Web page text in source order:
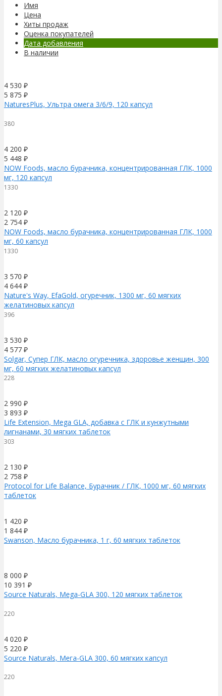
Имя
Цена
Хиты продаж
Оценка покупателей
Дата добавления
В наличии
4 530 ₽
5 875 ₽
NaturesPlus, Ультра омега 3/6/9, 120 капсул
380
4 200 ₽
5 448 ₽
NOW Foods, масло бурачника, концентрированная ГЛК, 1000
мг, 120 капсул
1330
2 120 ₽
2 754 ₽
NOW Foods, масло бурачника, концентрированная ГЛК, 1000
мг, 60 капсул
1330
3 570 ₽
4 644 ₽
Nature's Way, EfaGold, огуречник, 1300 мг, 60 мягких
желатиновых капсул
396
3 530 ₽
4 577 ₽
Solgar, Супер ГЛК, масло огуречника, здоровье женщин, 300
мг, 60 мягких желатиновых капсул
228
2 990 ₽
3 893 ₽
Life Extension, Mega GLA, добавка с ГЛК и кунжутными
лигнанами, 30 мягких таблеток
303
2 130 ₽
2 758 ₽
Protocol for Life Balance, Бурачник / ГЛК, 1000 мг, 60 мягких
таблеток
1 420 ₽
1 844 ₽
Swanson, Масло бурачника, 1 г, 60 мягких таблеток
8 000 ₽
10 391 ₽
Source Naturals, Mega-GLA 300, 120 мягких таблеток
220
4 020 ₽
5 220 ₽
Source Naturals, Мега-GLA 300, 60 мягких капсул
220